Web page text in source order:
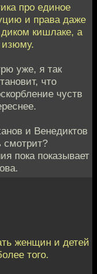
про единое
и права даже
кишлаке, а
изюму.
уже, я так
что
чуств
и Венедиктов
смотрит?
пока показывает
женщин и детей
того.